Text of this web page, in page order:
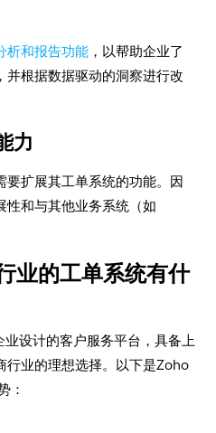
析和报告功能 ，以帮助企业了
并根据数据驱动的洞察进行改
力
要扩展其工单系统的功能。因
性和与其他业务系统（如
业的工单系统有什
设计的客户服务平台，具备上
行业的理想选择。以下是Zoho
：